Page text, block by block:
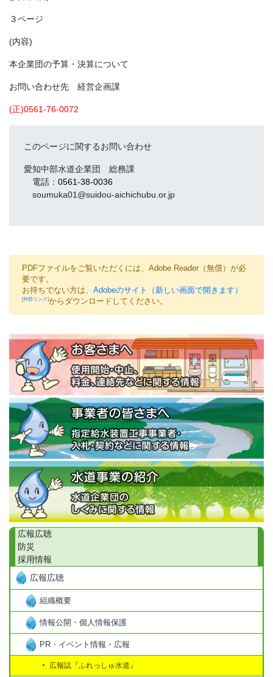
広報広聴
防災
採用情報
広報広聴
組織概要
情報公開・個人情報保護
PR・イベント情報・広報
広報誌『ふれっしゅ水道』
３ページ
(内容)
本企業団の予算・決算について
お問い合わせ先 経営企画課
(正)0561-76-0072
このページに関するお問い合わせ
愛知中部水道企業団 総務課
電話： 0561-38-0036
soumuka01@suidou-aichichubu.or.jp
PDFファイルをご覧いただくには、Adobe Reader（無償）が必
要です。
お持ちでない方は、 Adobeのサイト（新しい画面で開きます）
からダウンロードしてください。